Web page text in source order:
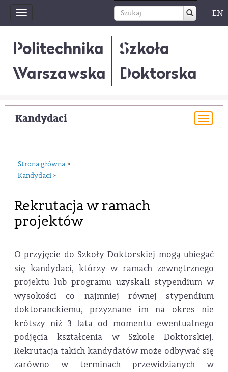
Toggle
navigation
EN
Politechnika
Warszawska
Szkoła
Doktorska
Kandydaci
Strona główna »
Kandydaci »
Rekrutacja w ramach
projektów
O przyjęcie do Szkoły Doktorskiej mogą ubiegać
się kandydaci, którzy w ramach zewnętrznego
projektu lub programu uzyskali stypendium w
wysokości co najmniej równej stypendium
doktoranckiemu, przyznane im na okres nie
krótszy niż 3 lata od momentu ewentualnego
podjęcia kształcenia w Szkole Doktorskiej.
Rekrutacja takich kandydatów może odbywać się
zarówno w terminach przewidzianych w